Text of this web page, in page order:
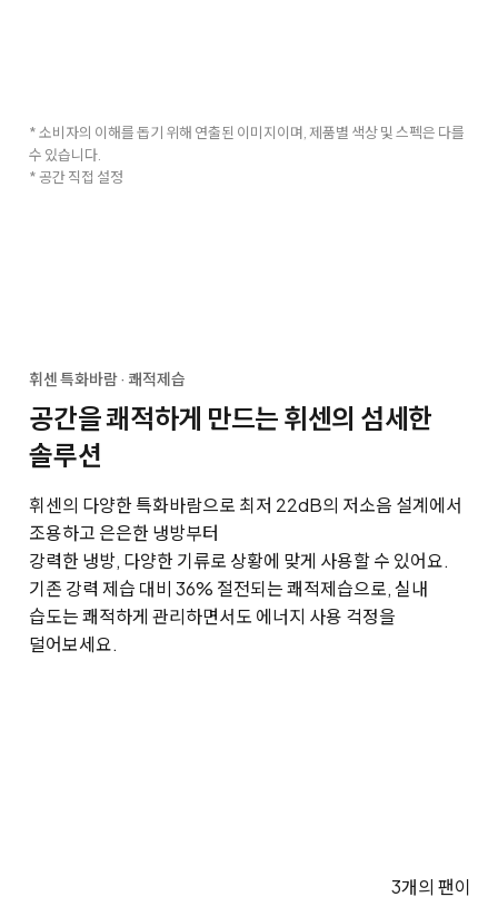
* 소비자의 이해를 돕기 위해 연출된 이미지이며, 제품별 색상 및 스펙은 다를
수 있습니다.
* 공간 직접 설정
휘센 특화바람 · 쾌적제습
공간을 쾌적하게 만드는 휘센의 섬세한
솔루션
휘센의 다양한 특화바람으로 최저 22dB의 저소음 설계에서
조용하고 은은한 냉방부터
강력한 냉방, 다양한 기류로 상황에 맞게 사용할 수 있어요.
기존 강력 제습 대비 36% 절전되는 쾌적제습으로, 실내
습도는 쾌적하게 관리하면서도 에너지 사용 걱정을
덜어보세요.
3개의 팬이 강